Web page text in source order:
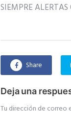
SIEMPRE
Share
Deja una
Tu dirección de correo